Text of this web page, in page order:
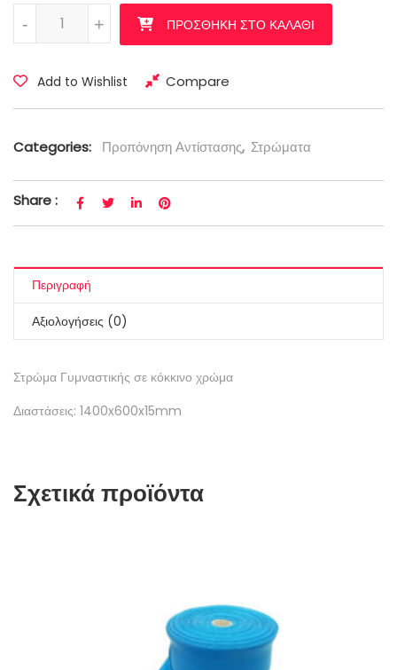
Gym Mat Eva 1,40m Red ποσότητα
+
- ΠΡΟΣΘΉΚΗ ΣΤΟ ΚΑΛΆΘΙ
Add to Wishlist Compare
Categories: Προπόνηση Αντίστασης, Στρώματα
Share :
Περιγραφή
Αξιολογήσεις (0)
Στρώμα Γυμναστικής σε κόκκινο χρώμα
Διαστάσεις: 1400x600x15mm
Σχετικά προϊόντα